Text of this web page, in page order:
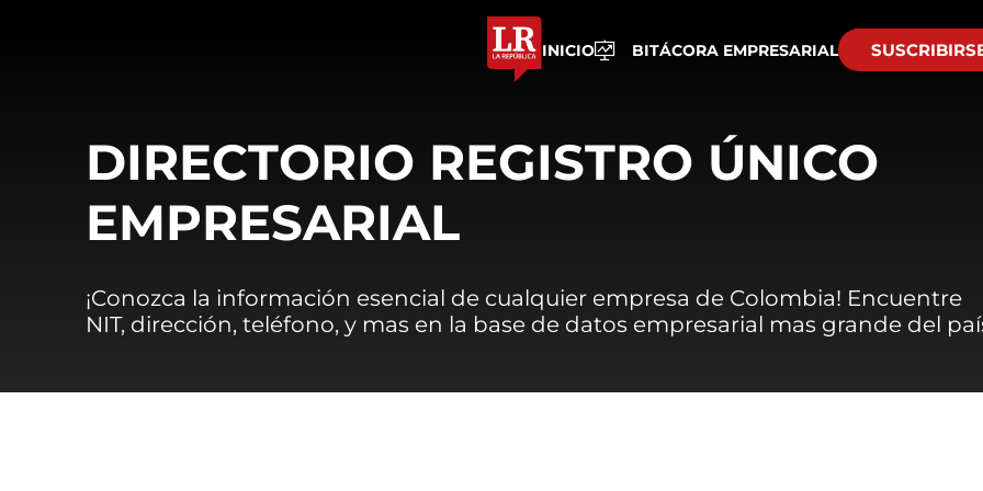
INICIO BITÁCORA EMPRESARIAL
DIRECTORIO REGISTRO ÚNICO
EMPRESARIAL
¡Conozca la información esencial de cualquier empresa de Colombia! Encuentre
NIT, dirección, teléfono, y mas en la base de datos empresarial mas grande del